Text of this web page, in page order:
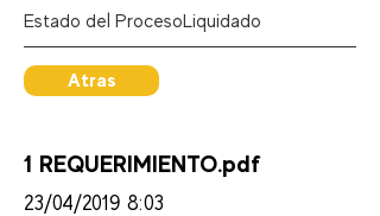
Estado del Proceso:Liquidado
Atras
1 REQUERIMIENTO.pdf
23/04/2019 8:03